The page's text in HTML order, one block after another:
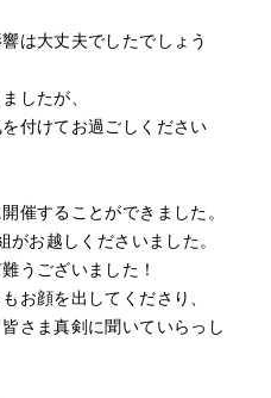
は大丈夫でしたでしょう
したが、
付けてお過ごしください
催することができました。
がお越しくださいました。
うございました！
お顔を出してくださり、
さま真剣に聞いていらっし